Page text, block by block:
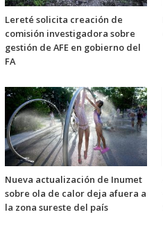
Lereté solicita creación de
comisión investigadora sobre
gestión de AFE en gobierno del
FA
Nueva actualización de Inumet
sobre ola de calor deja afuera a
la zona sureste del país